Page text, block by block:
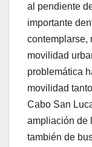
al pendiente
importante
contemplarse,
movilidad
problemática
movilidad
Cabo San
ampliación de
también de